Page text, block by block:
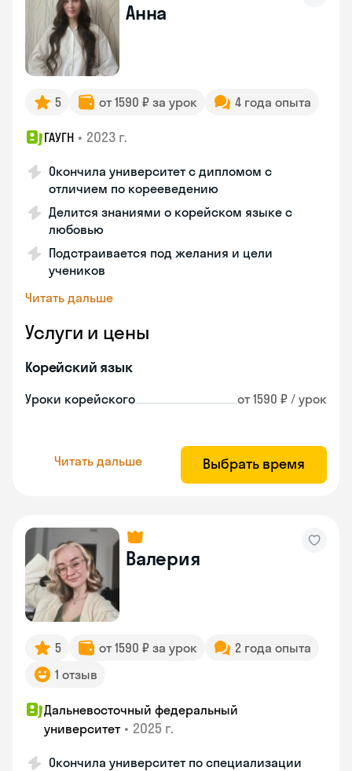
Анна
5 от 1590 ₽ за урок 4 года опыта
ГАУГН • 2023 г.
Окончила университет с дипломом с
отличием по корееведению
Делится знаниями о корейском языке с
любовью
Подстраивается под желания и цели
учеников
Читать дальше
Услуги и цены
Корейский язык
Уроки корейского от 1590 ₽ / урок
Читать дальше Выбрать время
Валерия
5 от 1590 ₽ за урок
2 года опыта
1 отзыв
Дальневосточный федеральный
университет • 2025 г.
Окончила университет по специализации